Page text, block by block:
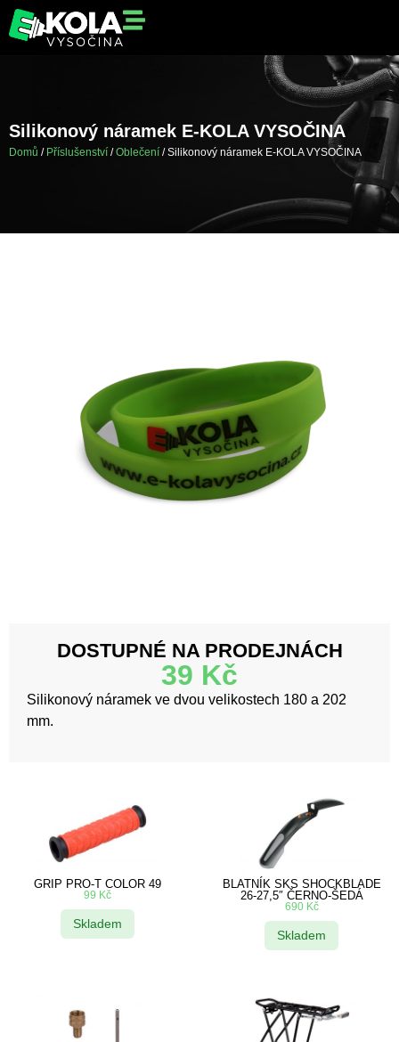
Silikonový náramek E-KOLA VYSOČINA
Domů / Příslušenství /Oblečení / Silikonový náramek E-KOLA VYSOČINA
DOSTUPNÉ NA PRODEJNÁCH
39 Kč
Silikonový náramek ve dvou velikostech 180 a 202
mm.
GRIP PRO-T COLOR 49
99 Kč
Skladem
BLATNÍK SKS SHOCKBLADE
26-27,5″ ČERNO-ŠEDÁ
690 Kč
Skladem